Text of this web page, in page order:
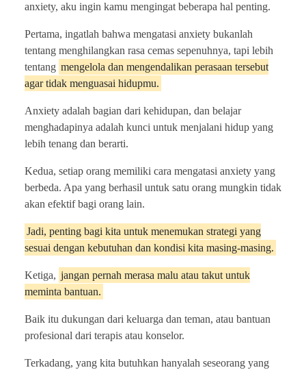
anxiety, aku ingin kamu mengingat beberapa hal penting.
Pertama, ingatlah bahwa mengatasi anxiety bukanlah
tentang menghilangkan rasa cemas sepenuhnya, tapi lebih
tentang mengelola dan mengendalikan perasaan tersebut
agar tidak menguasai hidupmu.
Anxiety adalah bagian dari kehidupan, dan belajar
menghadapinya adalah kunci untuk menjalani hidup yang
lebih tenang dan berarti.
Kedua, setiap orang memiliki cara mengatasi anxiety yang
berbeda. Apa yang berhasil untuk satu orang mungkin tidak
akan efektif bagi orang lain.
Jadi, penting bagi kita untuk menemukan strategi yang
sesuai dengan kebutuhan dan kondisi kita masing-masing.
Ketiga, jangan pernah merasa malu atau takut untuk
meminta bantuan.
Baik itu dukungan dari keluarga dan teman, atau bantuan
profesional dari terapis atau konselor.
Terkadang, yang kita butuhkan hanyalah seseorang yang